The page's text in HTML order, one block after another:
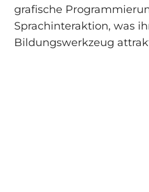
grafische
Sprachinteraktion, was
Bildungswerkzeug